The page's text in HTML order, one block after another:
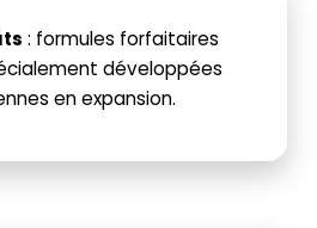
: formules forfaitaires
développées
en expansion.